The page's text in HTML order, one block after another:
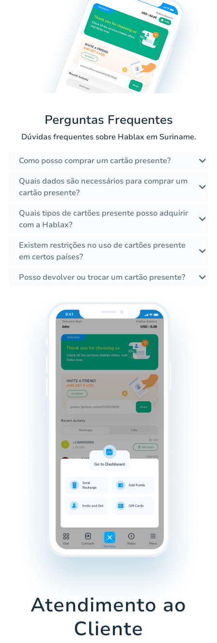
Perguntas Frequentes
Dúvidas frequentes sobre Hablax em Suriname.
Como posso comprar um cartão presente?
Quais dados são necessários para comprar um
cartão presente?
Quais tipos de cartões presente posso adquirir
com a Hablax?
Existem restrições no uso de cartões presente
em certos países?
Posso devolver ou trocar um cartão presente?
Atendimento ao
Cliente